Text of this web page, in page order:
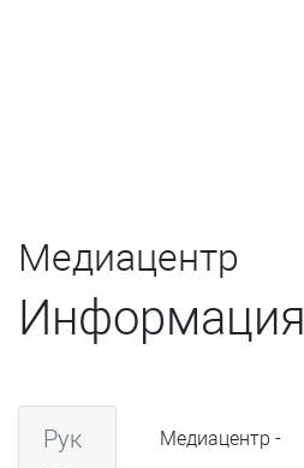
Медиацентр
Информация
Рук
Медиацентр -